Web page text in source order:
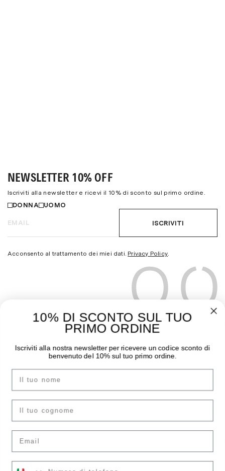
NEWSLETTER 10% OFF
Iscriviti alla newsletter e ricevi il 10% di sconto sul primo ordine.
DONNA
UOMO
ISCRIVITI
Acconsento al trattamento dei miei dati. Privacy Policy.
THE MOODER
I negozi
Contatti
Instagram
Facebook
GUIDA ALL’ACQUISTO
Pagamenti
Sostituzioni e Resi
Guida Taglie
ACCOUNT LEGAL AREA
10% DI SCONTO SUL TUO
PRIMO ORDINE
Iscriviti alla nostra newsletter per ricevere un codice sconto di
benvenuto del 10% sul tuo primo ordine.
Nome
cognome
Email
Il tuo numero